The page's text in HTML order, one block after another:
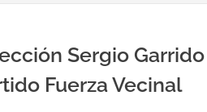
Sergio
Fuerza Vecinal